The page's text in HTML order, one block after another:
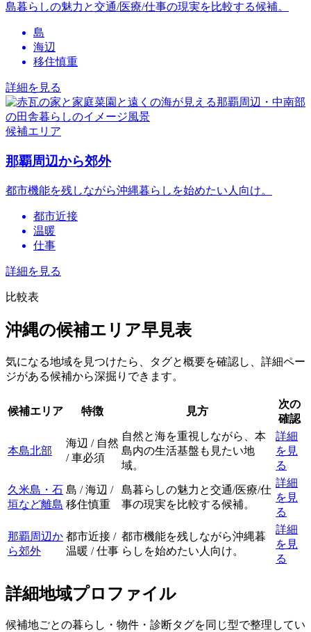
島暮らしの魅力と交通/医療/仕事の現実を比較する候補。
島
海辺
移住慎重
詳細を見る
候補エリア
那覇周辺から郊外
都市機能を残しながら沖縄暮らしを始めたい人向け。
都市近接
温暖
仕事
詳細を見る
比較表
沖縄の候補エリア早見表
気になる地域を見つけたら、タグと概要を確認し、詳細ペー
ジがある候補から深掘りできます。
候補エリア 特徴 見方
次の
確認
本島北部
海辺 / 自然
/ 車必須
自然と海を重視しながら、本
島内の生活基盤も見たい地
域。
詳細
を見
る
久米島・石
垣など離島
島 / 海辺 /
移住慎重
島暮らしの魅力と交通/医療/仕
事の現実を比較する候補。
詳細
を見
る
那覇周辺か
ら郊外
都市近接 /
温暖 / 仕事
都市機能を残しながら沖縄暮
らしを始めたい人向け。
詳細
を見
る
詳細地域プロファイル
候補地ごとの暮らし・物件・診断タグを同じ型で整理してい